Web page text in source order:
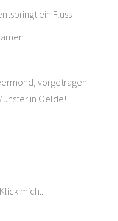
ein Fluss
vorgetragen
in Oelde!